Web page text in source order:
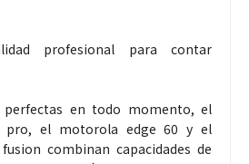
profesional para contar
en todo momento, el
pro, el motorola edge 60 y el
combinan capacidades de